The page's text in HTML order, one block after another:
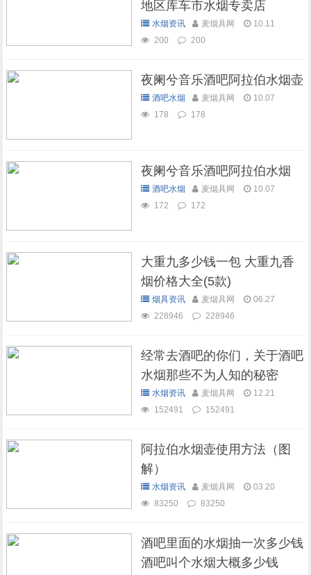
地区库车市水烟专卖店
水烟资讯 麦烟具网
10.11
200
200
夜阑兮音乐酒吧阿拉伯水烟壶
酒吧水烟 麦烟具网
10.07
178
178
夜阑兮音乐酒吧阿拉伯水烟
酒吧水烟 麦烟具网
10.07
172
172
大重九多少钱一包 大重九香
烟价格大全(5款)
烟具资讯 麦烟具网
06.27
228946
228946
经常去酒吧的你们，关于酒吧
水烟那些不为人知的秘密
水烟资讯 麦烟具网
12.21
152491
152491
阿拉伯水烟壶使用方法（图
解）
水烟资讯 麦烟具网
03.20
83250
83250
酒吧里面的水烟抽一次多少钱
酒吧叫个水烟大概多少钱